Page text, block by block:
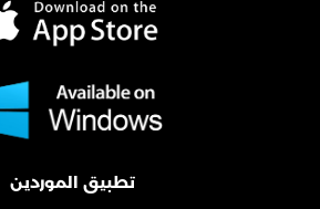
تطبيق الموردين